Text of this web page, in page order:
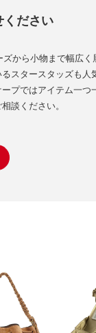
ください
から小物まで幅広
スタースタッズも
プではアイテム一
談ください。